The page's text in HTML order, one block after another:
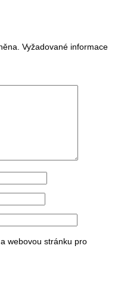
Vyžadované informace
webovou stránku pro